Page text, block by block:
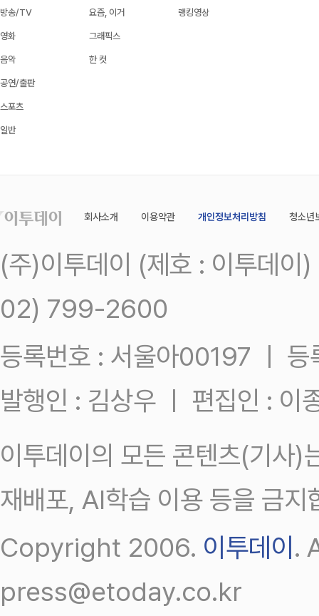
방송/TV
영화
음악
공연/출판
스포츠
일반
요즘, 이거
그래픽스
한 컷
랭킹영상
회사소개 이용약관 개인정보처리방침 청소년
(주)이투데이 (제호 : 이투데
02) 799-2600
등록번호 : 서울아00197 ㅣ
발행인 : 김상우 ㅣ 편집인 : 이
이투데이의 모든 콘텐츠(기사)
재배포, AI학습 이용 등을 금지
Copyright 2006. 이투데이 .
press@etoday.co.kr